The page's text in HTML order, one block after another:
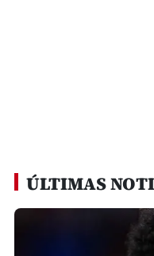
ÚLTIMAS